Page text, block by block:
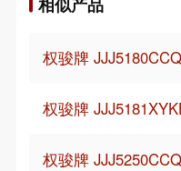
权骏牌
权骏牌
权骏牌